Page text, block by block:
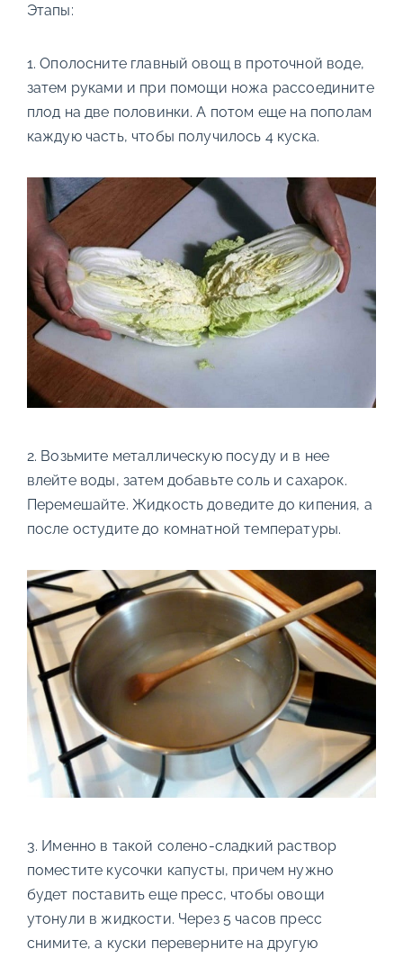
Этапы:
1. Ополосните главный овощ в проточной воде,
затем руками и при помощи ножа рассоедините
плод на две половинки. А потом еще на пополам
каждую часть, чтобы получилось 4 куска.
2. Возьмите металлическую посуду и в нее
влейте воды, затем добавьте соль и сахарок.
Перемешайте. Жидкость доведите до кипения, а
после остудите до комнатной температуры.
3. Именно в такой солено-сладкий раствор
поместите кусочки капусты, причем нужно
будет поставить еще пресс, чтобы овощи
утонули в жидкости. Через 5 часов пресс
снимите, а куски переверните на другую